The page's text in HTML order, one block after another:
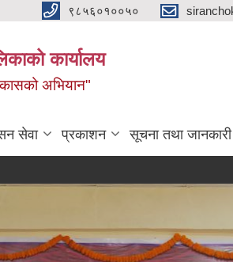
९८५६०१००५०
कार्यालय
अभियान"
सेवा प्रकाशन सूचना तथा जानकारी